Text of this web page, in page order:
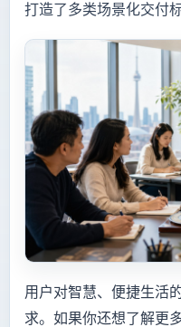
打造了多类场景化交付
用户对智慧、便捷生活
求。如果你还想了解更